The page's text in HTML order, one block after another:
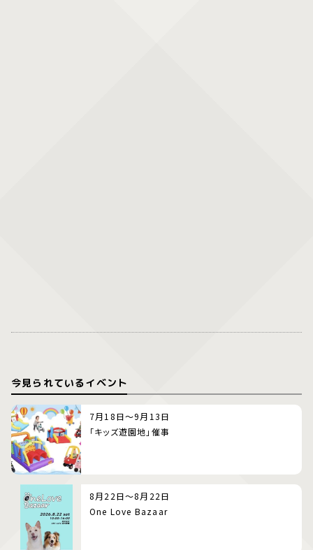
今見られているイベント
7月18日～9月13日
「キッズ遊園地」催事
8月22日～8月22日
One Love Bazaar